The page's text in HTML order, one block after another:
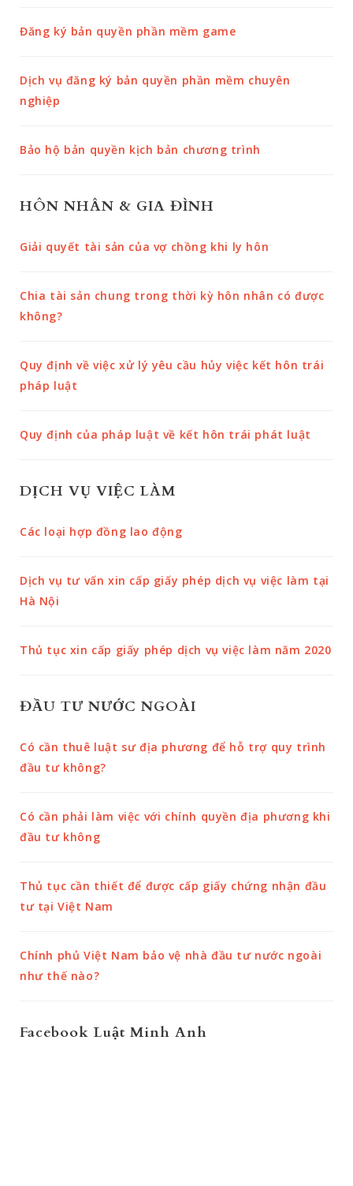
Đăng ký bản quyền phần mềm game
Dịch vụ đăng ký bản quyền phần mềm chuyên
nghiệp
Bảo hộ bản quyền kịch bản chương trình
HÔN NHÂN & GIA ĐÌNH
Giải quyết tài sản của vợ chồng khi ly hôn
Chia tài sản chung trong thời kỳ hôn nhân có được
không?
Quy định về việc xử lý yêu cầu hủy việc kết hôn trái
pháp luật
Quy định của pháp luật về kết hôn trái phát luật
DỊCH VỤ VIỆC LÀM
Các loại hợp đồng lao động
Dịch vụ tư vấn xin cấp giấy phép dịch vụ việc làm tại
Hà Nội
Thủ tục xin cấp giấy phép dịch vụ việc làm năm 2020
ĐẦU TƯ NƯỚC NGOÀI
Có cần thuê luật sư địa phương để hỗ trợ quy trình
đầu tư không?
Có cần phải làm việc với chính quyền địa phương khi
đầu tư không
Thủ tục cần thiết để được cấp giấy chứng nhận đầu
tư tại Việt Nam
Chính phủ Việt Nam bảo vệ nhà đầu tư nước ngoài
như thế nào?
Facebook Luật Minh Anh